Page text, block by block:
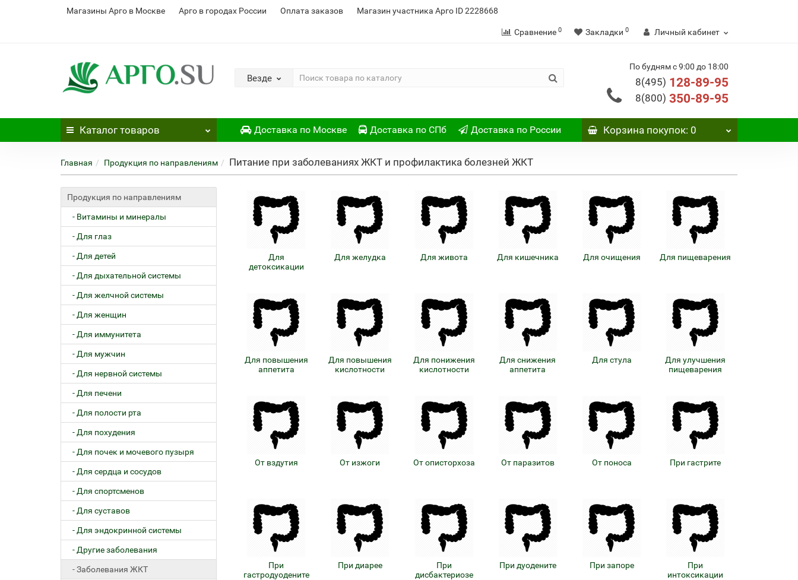
Магазины Арго в Москве Арго в городах России Оплата заказов Магазин участника Арго ID 2228668
Сравнение 0 Закладки 0 Личный кабинет
Везде
По будням с 9:00 до 18:00
8(495) 128-89-95
8(800) 350-89-95
Каталог товаров Доставка по Москве Доставка по СПб Доставка по России Корзинапокупок: 0
Главная Продукция по направлениям Питание при заболеваниях ЖКТ и профилактика болезней ЖКТ
Продукция по направлениям
- Витамины и минералы
- Для глаз
- Для детей
- Для дыхательной системы
- Для желчной системы
- Для женщин
- Для иммунитета
- Для мужчин
- Для нервной системы
- Для печени
- Для полости рта
- Для похудения
- Для почек и мочевого пузыря
- Для сердца и сосудов
- Для спортсменов
- Для суставов
- Для эндокринной системы
- Другие заболевания
- Заболевания ЖКТ
Для
детоксикации
Для желудка Для живота Для кишечника Для очищения Для пищеварения
Для повышения
аппетита
Для повышения
кислотности
Для понижения
кислотности
Для снижения
аппетита
Для стула
Для улучшения
пищеварения
От вздутия От изжоги От описторхоза От паразитов От поноса При гастрите
При
гастродуодените
При диарее
При
дисбактериозе
При дуодените При запоре
При
интоксикации